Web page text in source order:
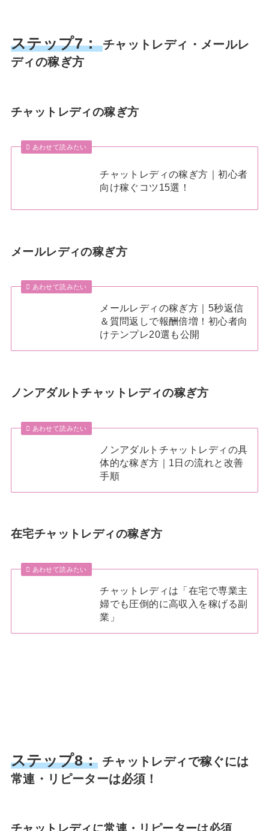
ステップ7： チャットレディ・メールレ
ディの稼ぎ方
チャットレディの稼ぎ方
あわせて読みたい
チャットレディの稼ぎ方｜初心者
向け稼ぐコツ15選！
メールレディの稼ぎ方
あわせて読みたい
メールレディの稼ぎ方｜5秒返信
＆質問返しで報酬倍増！初心者向
けテンプレ20選も公開
ノンアダルトチャットレディの稼ぎ方
あわせて読みたい
ノンアダルトチャットレディの具
体的な稼ぎ方｜1日の流れと改善
手順
在宅チャットレディの稼ぎ方
あわせて読みたい
チャットレディは「在宅で専業主
婦でも圧倒的に高収入を稼げる副
業」
ステップ8： チャットレディで稼ぐには
常連・リピーターは必須！
チャットレディに常連・リピーターは必須